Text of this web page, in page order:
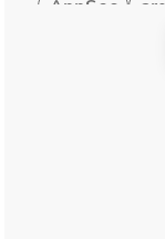
AppSec